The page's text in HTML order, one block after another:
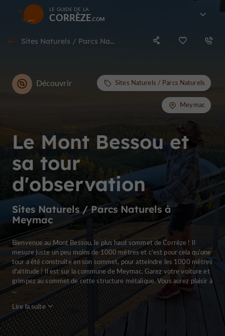
LE GUIDE DE LA
CORRÈZE
Sites Naturels / Parcs Naturels à Meymac
Le Mont Bessou et
sa tour
d'observation
Sites Naturels / Parcs Naturels à
Meymac
Découvrir Sites Naturels / Parcs Naturels
Meymac
Bienvenue au Mont Bessou, le plus haut sommet de Corrèze ! Il
mesure juste un peu moins de 1000 mètres et c'est pour cela qu'une
tour a été construite en son sommet, pour atteindre les 1000 mètres
d'altitude ! Il est sur la commune de Meymac. Garez votre voiture et
grimpez au sommet de cette structure métalique. Vous aurez plaisir à
...
Lire la suite